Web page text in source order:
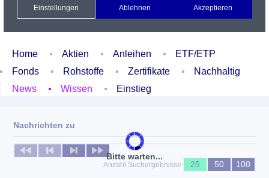
Xetra Realtime
Watchlist Portfolio Login
Home Aktien Anleihen
ETF/ETP
Fonds
Rohstoffe Zertifikate
Nachhaltig
News
Wissen Einstieg
Bitte warten...
Nachrichten zu
Keine News verfügbar
Anzahl Suchergebnisse
25 50 100
Einstellungen Ablehnen Akzeptieren